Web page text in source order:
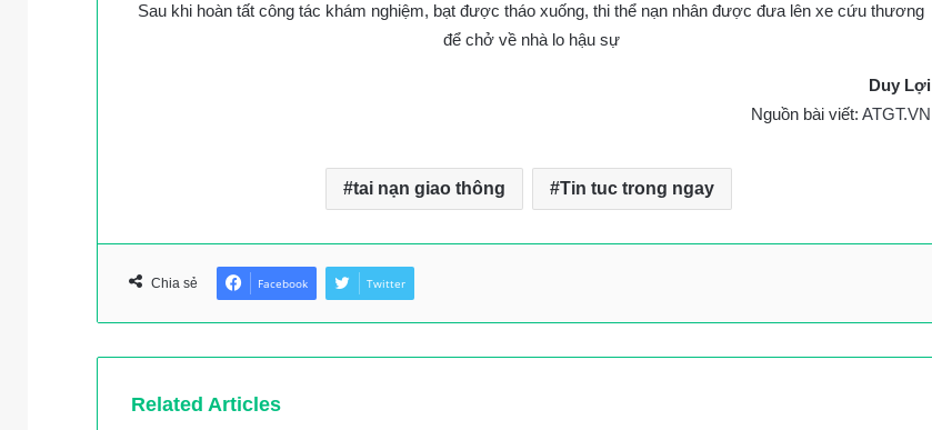
Sau khi hoàn tất công tác khám nghiệm, bạt được tháo xuống, thi thể nạn nhân được đưa lên xe cứu thương
để chở về nhà lo hậu sự
Duy Lợi
Nguồn bài viết: ATGT.VN
tai nạn giao thông Tin tuc trong ngay
Chia sẻ Facebook Twitter
Related Articles